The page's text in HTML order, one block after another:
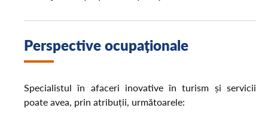
Perspective ocupaționale
Specialistul în afaceri inovative în turism și servicii
poate avea, prin atribuții, următoarele: